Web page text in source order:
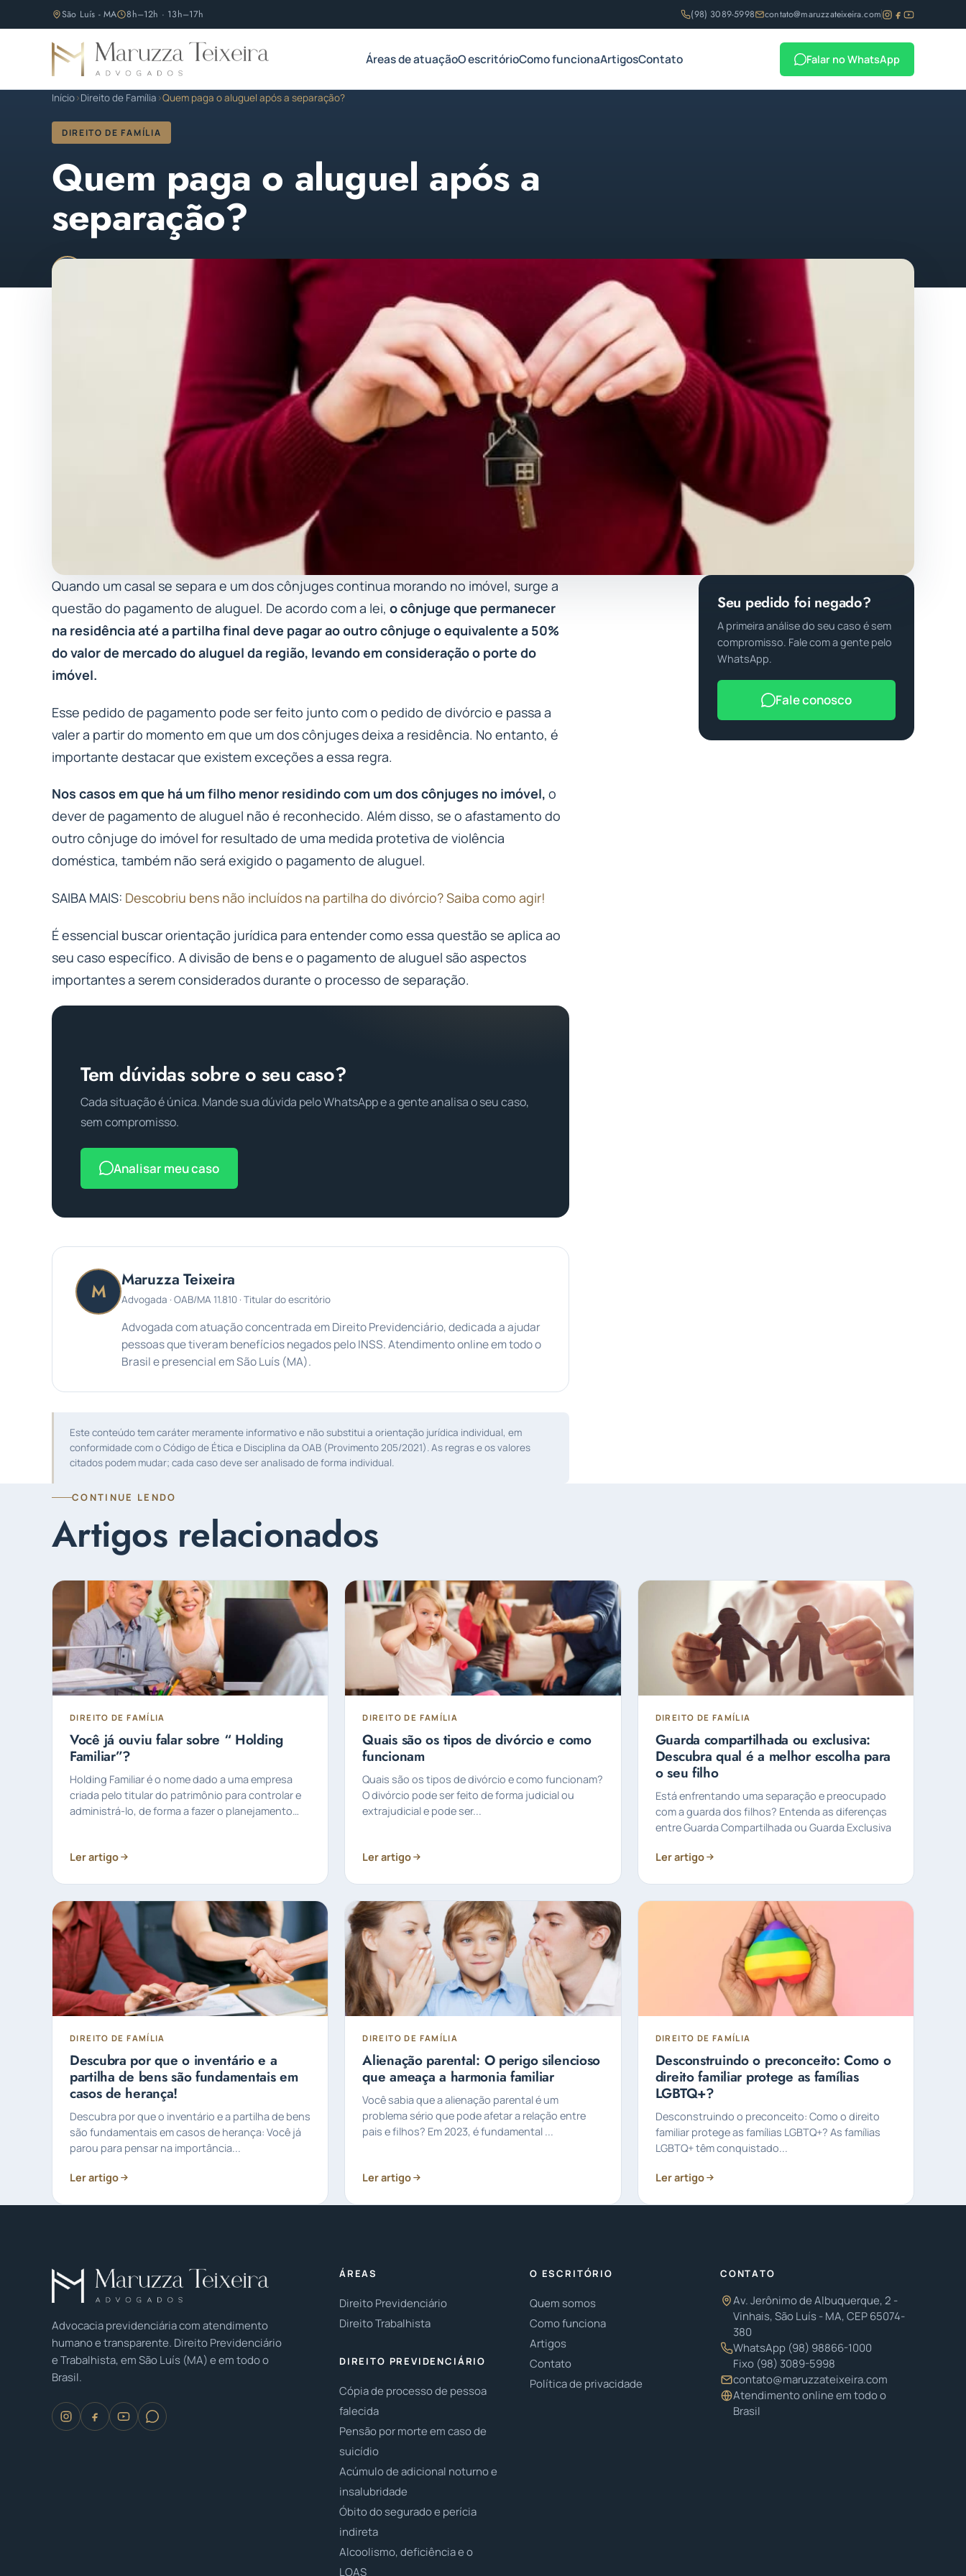
São Luís - MA 8h–12h · 13h–17h (98) 3089-5998 contato@maruzzateixeira.com
Áreas de atuaçãoO escritórioComo funcionaArtigosContato Falar no WhatsApp
Início›Direito de Família ›Quem paga o aluguel após a separação?
DIREITO DE FAMÍLIA
Quem paga o aluguel após a
separação?
Publicado em 29 de julho de 2023
Quando um casal se separa e um dos cônjuges continua morando no imóvel, surge a
questão do pagamento de aluguel. De acordo com a lei, o cônjuge que permanecer
na residência até a partilha final deve pagar ao outro cônjuge o equivalente a 50%
do valor de mercado do aluguel da região, levando em consideração o porte do
imóvel.
Esse pedido de pagamento pode ser feito junto com o pedido de divórcio e passa a
valer a partir do momento em que um dos cônjuges deixa a residência. No entanto, é
importante destacar que existem exceções a essa regra.
Nos casos em que há um filho menor residindo com um dos cônjuges no imóvel, o
dever de pagamento de aluguel não é reconhecido. Além disso, se o afastamento do
outro cônjuge do imóvel for resultado de uma medida protetiva de violência
doméstica, também não será exigido o pagamento de aluguel.
SAIBA MAIS: Descobriu bens não incluídos na partilha do divórcio? Saiba como agir!
É essencial buscar orientação jurídica para entender como essa questão se aplica ao
seu caso específico. A divisão de bens e o pagamento de aluguel são aspectos
importantes a serem considerados durante o processo de separação.
Tem dúvidas sobre o seu caso?
Cada situação é única. Mande sua dúvida pelo WhatsApp e a gente analisa o seu caso,
sem compromisso.
Analisar meu caso
M Maruzza Teixeira
Advogada · OAB/MA 11.810 · Titular do escritório
Advogada com atuação concentrada em Direito Previdenciário, dedicada a ajudar
pessoas que tiveram benefícios negados pelo INSS. Atendimento online em todo o
Brasil e presencial em São Luís (MA).
Este conteúdo tem caráter meramente informativo e não substitui a orientação jurídica individual, em
conformidade com o Código de Ética e Disciplina da OAB (Provimento 205/2021). As regras e os valores
citados podem mudar; cada caso deve ser analisado de forma individual.
Seu pedido foi negado?
A primeira análise do seu caso é sem
compromisso. Fale com a gente pelo
WhatsApp.
Fale conosco
CONTINUE LENDO
Artigos relacionados
DIREITO DE FAMÍLIA
Você já ouviu falar sobre “ Holding
Familiar”?
Holding Familiar é o nome dado a uma empresa
criada pelo titular do patrimônio para controlar e
administrá-lo, de forma a fazer o planejamento
Ler artigo
DIREITO DE FAMÍLIA
Quais são os tipos de divórcio e como
funcionam
Quais são os tipos de divórcio e como funcionam?
O divórcio pode ser feito de forma judicial ou
extrajudicial e pode ser...
Ler artigo
DIREITO DE FAMÍLIA
Guarda compartilhada ou exclusiva:
Descubra qual é a melhor escolha para
o seu filho
Está enfrentando uma separação e preocupado
com a guarda dos filhos? Entenda as diferenças
entre Guarda Compartilhada ou Guarda Exclusiva
Ler artigo
DIREITO DE FAMÍLIA
Descubra por que o inventário e a
partilha de bens são fundamentais em
casos de herança!
Descubra por que o inventário e a partilha de bens
são fundamentais em casos de herança: Você já
parou para pensar na importância...
Ler artigo
DIREITO DE FAMÍLIA
Alienação parental: O perigo silencioso
que ameaça a harmonia familiar
Você sabia que a alienação parental é um
problema sério que pode afetar a relação entre
pais e filhos? Em 2023, é fundamental ...
Ler artigo
DIREITO DE FAMÍLIA
Desconstruindo o preconceito: Como o
direito familiar protege as famílias
LGBTQ+?
Desconstruindo o preconceito: Como o direito
familiar protege as famílias LGBTQ+? As famílias
LGBTQ+ têm conquistado...
Ler artigo
Advocacia previdenciária com atendimento
humano e transparente. Direito Previdenciário
e Trabalhista, em São Luís (MA) e em todo o
Brasil.
ÁREAS
Direito Previdenciário
Direito Trabalhista
DIREITO PREVIDENCIÁRIO
Cópia de processo de pessoa
falecida
Pensão por morte em caso de
suicídio
Acúmulo de adicional noturno e
insalubridade
Óbito do segurado e perícia
indireta
Alcoolismo, deficiência e o
LOAS
O ESCRITÓRIO
Quem somos
Como funciona
Artigos
Contato
Política de privacidade
CONTATO
Av. Jerônimo de Albuquerque, 2 -
Vinhais, São Luís - MA, CEP 65074-
380
WhatsApp (98) 98866-1000
Fixo (98) 3089-5998
contato@maruzzateixeira.com
Atendimento online em todo o
Brasil